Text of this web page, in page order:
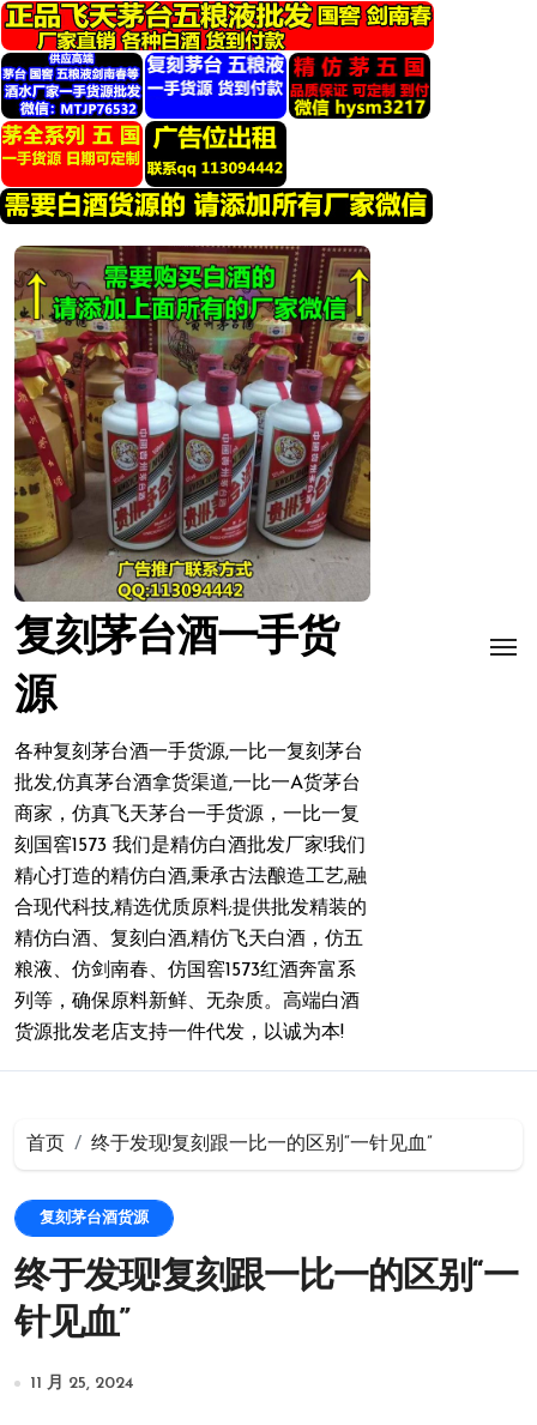
转
到
内
容
复刻茅台酒一手货
源
各种复刻茅台酒一手货源,一比一复刻茅台
批发,仿真茅台酒拿货渠道,一比一A货茅台
商家，仿真飞天茅台一手货源，一比一复
刻国窖1573 我们是精仿白酒批发厂家!我们
精心打造的精仿白酒,秉承古法酿造工艺,融
合现代科技,精选优质原料;提供批发精装的
精仿白酒、复刻白酒,精仿飞天白酒，仿五
粮液、仿剑南春、仿国窖1573红酒奔富系
列等，确保原料新鲜、无杂质。高端白酒
货源批发老店支持一件代发，以诚为本!
首页 终于发现!复刻跟一比一的区别“一针见血”
复刻茅台酒货源
终于发现!复刻跟一比一的区别“一
针见血”
11 月 25, 2024